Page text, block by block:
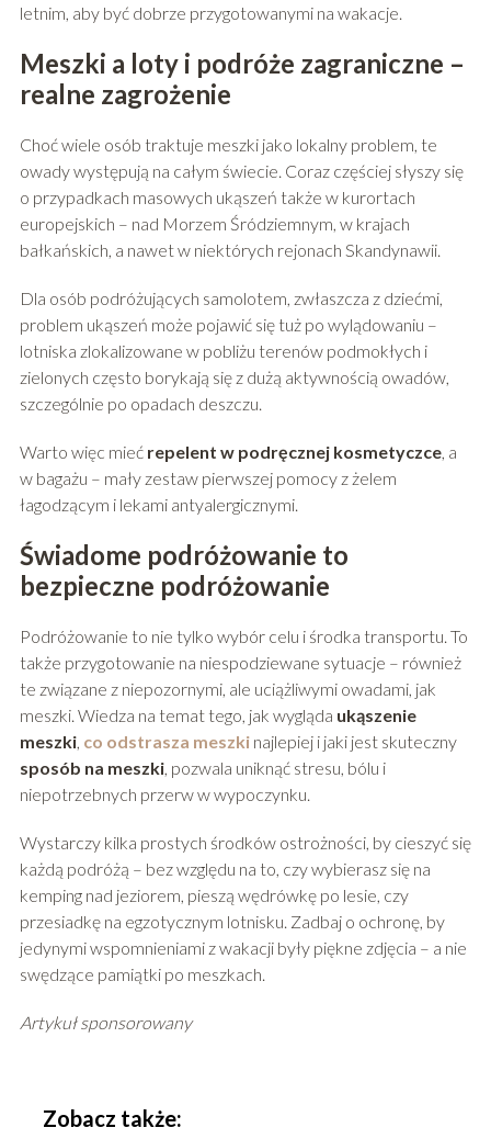
letnim, aby być dobrze przygotowanymi na wakacje.
Meszki a loty i podróże zagraniczne –
realne zagrożenie
Choć wiele osób traktuje meszki jako lokalny problem, te
owady występują na całym świecie. Coraz częściej słyszy się
o przypadkach masowych ukąszeń także w kurortach
europejskich – nad Morzem Śródziemnym, w krajach
bałkańskich, a nawet w niektórych rejonach Skandynawii.
Dla osób podróżujących samolotem, zwłaszcza z dziećmi,
problem ukąszeń może pojawić się tuż po wylądowaniu –
lotniska zlokalizowane w pobliżu terenów podmokłych i
zielonych często borykają się z dużą aktywnością owadów,
szczególnie po opadach deszczu.
Warto więc mieć repelent w podręcznej kosmetyczce, a
w bagażu – mały zestaw pierwszej pomocy z żelem
łagodzącym i lekami antyalergicznymi.
Świadome podróżowanie to
bezpieczne podróżowanie
Podróżowanie to nie tylko wybór celu i środka transportu. To
także przygotowanie na niespodziewane sytuacje – również
te związane z niepozornymi, ale uciążliwymi owadami, jak
meszki. Wiedza na temat tego, jak wygląda ukąszenie
meszki, co odstrasza meszkinajlepiej i jaki jest skuteczny
sposób na meszki, pozwala uniknąć stresu, bólu i
niepotrzebnych przerw w wypoczynku.
Wystarczy kilka prostych środków ostrożności, by cieszyć się
każdą podróżą – bez względu na to, czy wybierasz się na
kemping nad jeziorem, pieszą wędrówkę po lesie, czy
przesiadkę na egzotycznym lotnisku. Zadbaj o ochronę, by
jedynymi wspomnieniami z wakacji były piękne zdjęcia – a nie
swędzące pamiątki po meszkach.
Artykuł sponsorowany
Zobacz także: